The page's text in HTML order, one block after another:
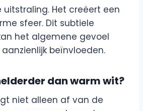
Het creëert een
sfeer. Dit subtiele
het algemene gevoel
beïnvloeden.
dan warm wit?
niet alleen af van de